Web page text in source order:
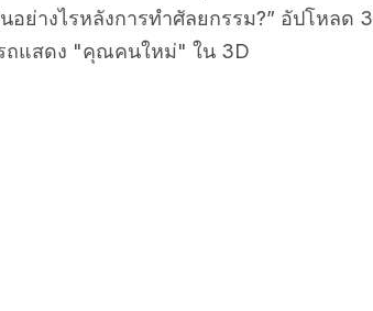
อย่างไรหลังการทำศัลยกรรม?” อัปโหลด 3
ถแสดง "คุณคนใหม่" ใน 3D